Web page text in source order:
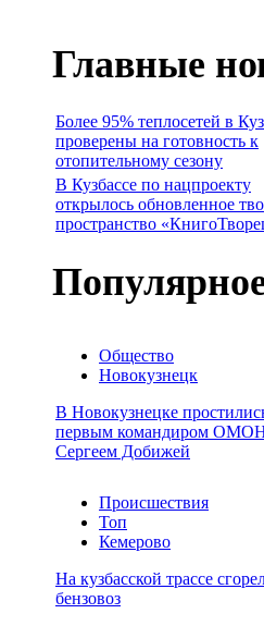
Главные
Более 95% теплосетей в
проверены на готовность к
отопительному сезону
В Кузбассе по нацпроекту
открылось обновленное
пространство
Общество
Новокузнецк
В Новокузнецке
первым командиром
Сергеем Добижей
Происшествия
Топ
Кемерово
На кузбасской трассе
бензовоз